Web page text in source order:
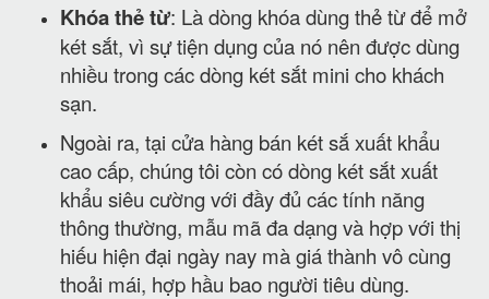
Khóa thẻ từ: Là dòng khóa dùng thẻ từ để mở
két sắt, vì sự tiện dụng của nó nên được dùng
nhiều trong các dòng két sắt mini cho khách
sạn.
Ngoài ra, tại cửa hàng bán két sắ xuất khẩu
cao cấp, chúng tôi còn có dòng két sắt xuất
khẩu siêu cường với đầy đủ các tính năng
thông thường, mẫu mã đa dạng và hợp với thị
hiếu hiện đại ngày nay mà giá thành vô cùng
thoải mái, hợp hầu bao người tiêu dùng.